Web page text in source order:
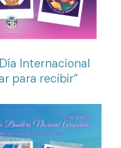
Internacional
para recibir”